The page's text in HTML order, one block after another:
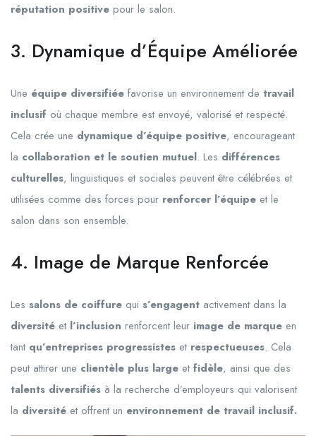
réputation positive pour le salon.
3. Dynamique d’Équipe Améliorée
Une équipe diversifiée favorise un environnement de travail
inclusif où chaque membre est envoyé, valorisé et respecté.
Cela crée une dynamique d’équipe positive, encourageant
la collaboration et le soutien mutuel. Les différences
culturelles, linguistiques et sociales peuvent être célébrées et
utilisées comme des forces pour renforcer l’équipe et le
salon dans son ensemble.
4. Image de Marque Renforcée
Les salons de coiffure qui s’engagent activement dans la
diversité et l’inclusion renforcent leur image de marque en
tant qu’entreprises progressistes et respectueuses. Cela
peut attirer une clientèle plus large et fidèle, ainsi que des
talents diversifiés à la recherche d’employeurs qui valorisent
la diversité et offrent un environnement de travail inclusif.